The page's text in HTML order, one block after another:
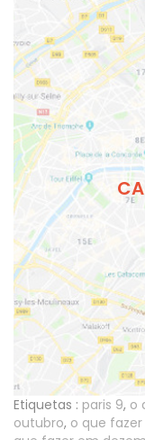
Etiquetas : paris 9, o
outubro, o que